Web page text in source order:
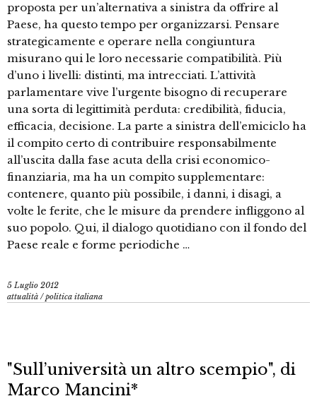
proposta per un’alternativa a sinistra da offrire al
Paese, ha questo tempo per organizzarsi. Pensare
strategicamente e operare nella congiuntura
misurano qui le loro necessarie compatibilità. Più
d’uno i livelli: distinti, ma intrecciati. L’attività
parlamentare vive l’urgente bisogno di recuperare
una sorta di legittimità perduta: credibilità, fiducia,
efficacia, decisione. La parte a sinistra dell’emiciclo ha
il compito certo di contribuire responsabilmente
all’uscita dalla fase acuta della crisi economico-
finanziaria, ma ha un compito supplementare:
contenere, quanto più possibile, i danni, i disagi, a
volte le ferite, che le misure da prendere infliggono al
suo popolo. Qui, il dialogo quotidiano con il fondo del
Paese reale e forme periodiche …
5 Luglio 2012
attualità /politica italiana
"Sull’università un altro scempio", di
Marco Mancini*